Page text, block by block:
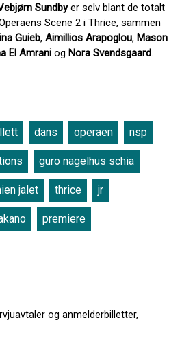
Sundbyer selv blant de totalt
Scene 2 i Thrice, sammen
Guieb, Aimillios Arapoglou, Mason
El Amrani og Nora Svendsgaard.
dans operaen nsp
guro nagelhus schia
jalet thrice jr
premiere
og anmelderbilletter,